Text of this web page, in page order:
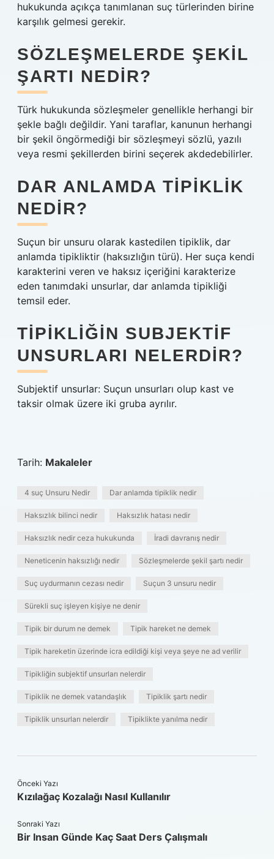
hukukunda açıkça tanımlanan suç türlerinden birine
karşılık gelmesi gerekir.
SÖZLEŞMELERDE ŞEKIL
ŞARTI NEDIR?
Türk hukukunda sözleşmeler genellikle herhangi bir
şekle bağlı değildir. Yani taraflar, kanunun herhangi
bir şekil öngörmediği bir sözleşmeyi sözlü, yazılı
veya resmi şekillerden birini seçerek akdedebilirler.
DAR ANLAMDA TIPIKLIK
NEDIR?
Suçun bir unsuru olarak kastedilen tipiklik, dar
anlamda tipikliktir (haksızlığın türü). Her suça kendi
karakterini veren ve haksız içeriğini karakterize
eden tanımdaki unsurlar, dar anlamda tipikliği
temsil eder.
TIPIKLIĞIN SUBJEKTIF
UNSURLARI NELERDIR?
Subjektif unsurlar: Suçun unsurları olup kast ve
taksir olmak üzere iki gruba ayrılır.
Tarih: Makaleler
4 suç Unsuru Nedir Dar anlamda tipiklik nedir
Haksızlık bilinci nedir Haksızlık hatası nedir
Haksızlık nedir ceza hukukunda İradi davranış nedir
Neneticenin haksızlığı nedir Sözleşmelerde şekil şartı nedir
Suç uydurmanın cezası nedir Suçun 3 unsuru nedir
Sürekli suç işleyen kişiye ne denir
Tipik bir durum ne demek Tipik hareket ne demek
Tipik hareketin üzerinde icra edildiği kişi veya şeye ne ad verilir
Tipikliğin subjektif unsurları nelerdir
Tipiklik ne demek vatandaşlık Tipiklik şartı nedir
Tipiklik unsurları nelerdir Tipiklikte yanılma nedir
Önceki Yazı
Kızılağaç Kozalağı Nasıl Kullanılır
Sonraki Yazı
Bir Insan Günde Kaç Saat Ders Çalışmalı